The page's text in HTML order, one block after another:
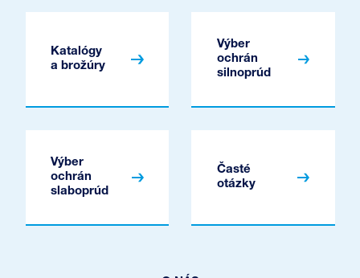
Katalógy
a brožúry
Výber
ochrán
silnoprúd
Výber
ochrán
slaboprúd
Časté
otázky